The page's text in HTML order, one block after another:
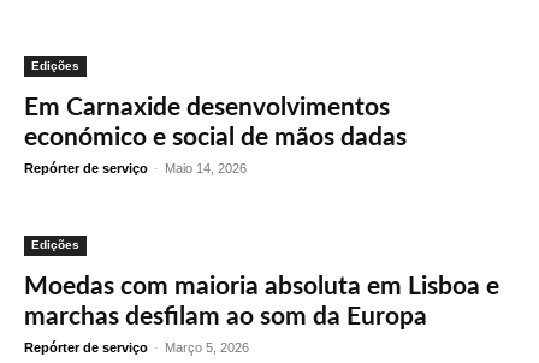
Edições
Em Carnaxide desenvolvimentos
económico e social de mãos dadas
Repórter de serviço - Maio 14, 2026
Edições
Moedas com maioria absoluta em Lisboa e
marchas desfilam ao som da Europa
Repórter de serviço - Março 5, 2026